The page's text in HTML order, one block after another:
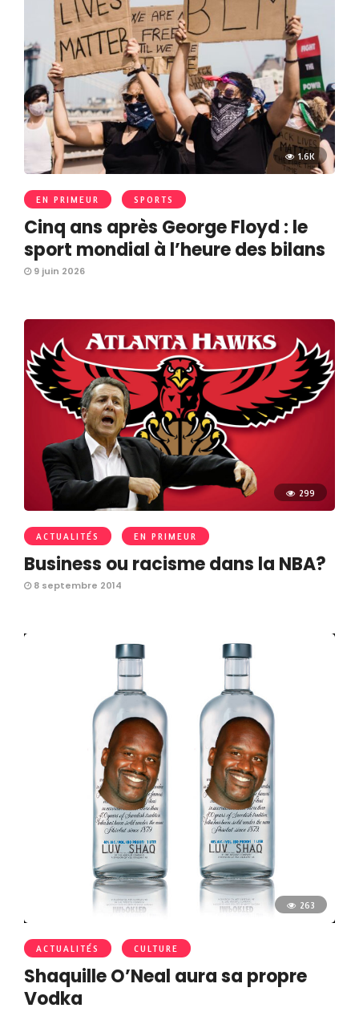
1.6K
EN PRIMEUR SPORTS
Cinq ans après George Floyd : le
sport mondial à l’heure des bilans
9 juin 2026
299
ACTUALITÉS EN PRIMEUR
Business ou racisme dans la NBA?
8 septembre 2014
263
ACTUALITÉS CULTURE
Shaquille O’Neal aura sa propre
Vodka